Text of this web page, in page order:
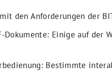
den Anforderungen der
Dokumente: Einige auf der
Bestimmte